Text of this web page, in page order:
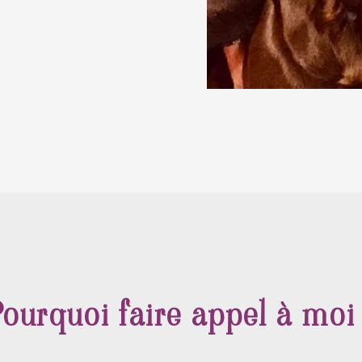
faire appel à moi